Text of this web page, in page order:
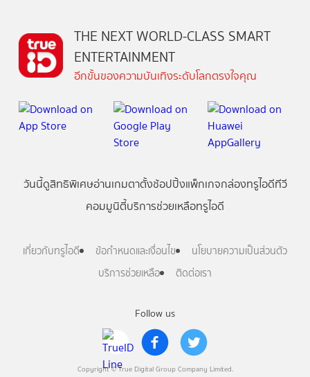
Follow us
Copyright © True Digital Group Company Limited.
THE NEXT WORLD-CLASS SMART
ENTERTAINMENT
อีกขั้นของความบันเทิงระดับโลกตรงใจคุณ
วันนี้ดูสิทธิพิเศษอ่านเกมตาตั้งช้อปปิ้งแพ็กเกจกล่องทรูไอดีทีวี
คอมมูนิตี้บริการช่วยเหลือทรูไอดี
เกี่ยวกับทรูไอดี ข้อกำหนดและเงื่อนไข
นโยบายความเป็นส่วนตัว
บริการช่วยเหลือ
ติดต่อเรา